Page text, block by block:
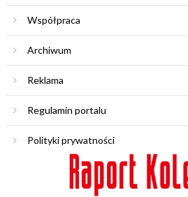
Współpraca
Archiwum
Reklama
Regulamin portalu
Polityki prywatności